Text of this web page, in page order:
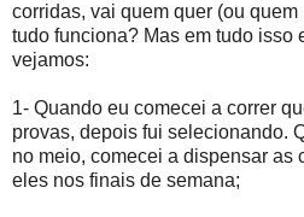
corridas, vai quem quer (ou
tudo funciona? Mas em tudo isso
vejamos:
1- Quando eu comecei a correr
provas, depois fui selecionando.
no meio, comecei a dispensar as
eles nos finais de semana;